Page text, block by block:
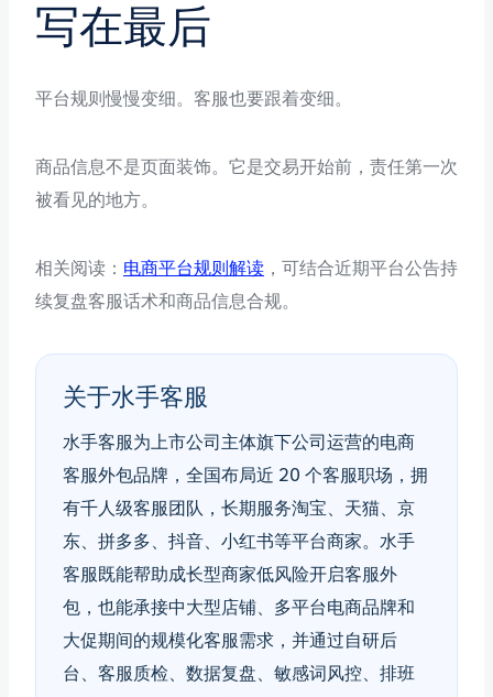
写在最后
平台规则慢慢变细。客服也要跟着变细。
商品信息不是页面装饰。它是交易开始前，责任第一次
被看见的地方。
相关阅读： 电商平台规则解读 ，可结合近期平台公告持
续复盘客服话术和商品信息合规。
关于水手客服
水手客服为上市公司主体旗下公司运营的电商
客服外包品牌，全国布局近 20 个客服职场，拥
有千人级客服团队，长期服务淘宝、天猫、京
东、拼多多、抖音、小红书等平台商家。水手
客服既能帮助成长型商家低风险开启客服外
包，也能承接中大型店铺、多平台电商品牌和
大促期间的规模化客服需求，并通过自研后
台、客服质检、数据复盘、敏感词风控、排班